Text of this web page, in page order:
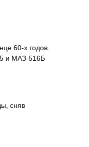
60-х годов.
и МАЗ-516Б
сняв